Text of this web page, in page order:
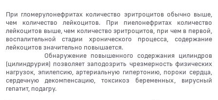
При гломерулонефритах количество эритроцитов обычно выше,
чем количество лейкоцитов. При пиелонефритах количество
лейкоцитов выше, чем количество эритроцитов, при чем в первой,
воспалительной стадии хронического процесса, содержание
лейкоцитов значительно повышается.
Обнаружение повышенного содержания цилиндров
(цилиндрурия) позволяет заподозрить чрезмерность физических
нагрузок, эпилепсию, артериальную гипертонию, пороки сердца,
сердечную декомпенсацию, токсикоз беременных, вирусный
гепатит, подагру.